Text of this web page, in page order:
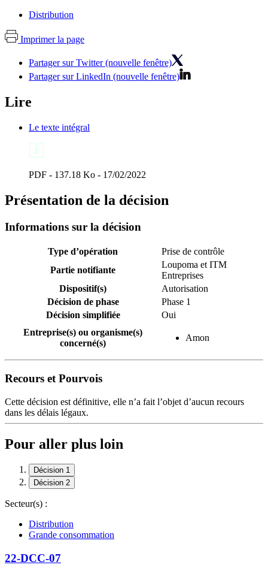
Distribution
Imprimer la page
Partager sur Twitter (nouvelle fenêtre)
Partager sur LinkedIn (nouvelle fenêtre)
Lire
Le texte intégral
PDF - 137.18 Ko - 17/02/2022
Présentation de la décision
Informations sur la décision
Type d’opération
Prise de contrôle
Partie notifiante
Loupoma et ITM
Entreprises
Dispositif(s)
Autorisation
Décision de phase
Phase 1
Décision simplifiée
Oui
Entreprise(s) ou organisme(s)
concerné(s)
Amon
Recours et Pourvois
Cette décision est définitive, elle n’a fait l’objet d’aucun recours
dans les délais légaux.
Pour aller plus loin
Décision 1
Décision 2
Secteur(s) :
Distribution
Grande consommation
22-DCC-07